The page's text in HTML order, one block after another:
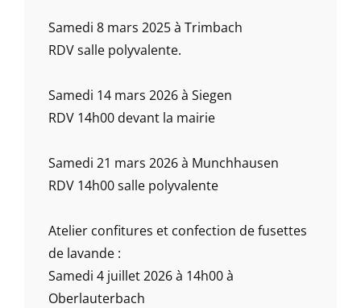
Samedi 8 mars 2025 à Trimbach
RDV salle polyvalente.
Samedi 14 mars 2026 à Siegen
RDV 14h00 devant la mairie
Samedi 21 mars 2026 à Munchhausen
RDV 14h00 salle polyvalente
Atelier confitures et confection de fusettes
de lavande :
Samedi 4 juillet 2026 à 14h00 à
Oberlauterbach